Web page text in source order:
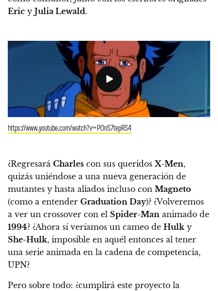
Eric y Julia Lewald.
https://www.youtube.com/watch?v=POnS7tepRS4
¿Regresará Charles con sus queridos X-Men,
quizás uniéndose a una nueva generación de
mutantes y hasta aliados incluso con Magneto
(como a entender Graduation Day)? ¿Volveremos
a ver un crossover con el Spider-Man animado de
1994? ¿Ahora sí veríamos un cameo de Hulk y
She-Hulk, imposible en aquél entonces al tener
una serie animada en la cadena de competencia,
UPN?
Pero sobre todo: ¿cumplirá este proyecto la